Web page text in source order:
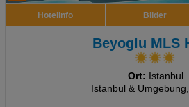
Hotelinfo Bilder
Beyoglu MLS
Ort: Istanbul
Istanbul &